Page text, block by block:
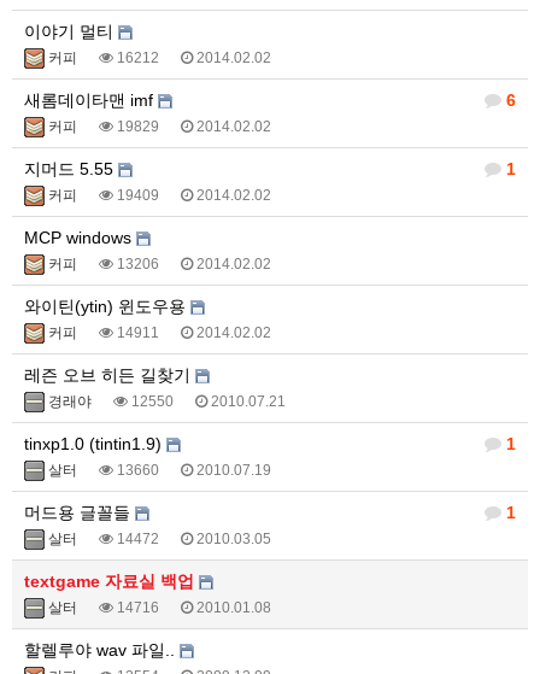
이야기 멀티
커피 16212 2014.02.02
6
새롬데이타맨 imf
커피 19829 2014.02.02
1
지머드 5.55
커피 19409 2014.02.02
MCP windows
커피 13206 2014.02.02
와이틴(ytin) 윈도우용
커피 14911 2014.02.02
레즌 오브 히든 길찾기
경래야 12550 2010.07.21
1
tinxp1.0 (tintin1.9)
살터 13660 2010.07.19
1
머드용 글꼴들
살터 14472 2010.03.05
textgame 자료실 백업
살터 14716 2010.01.08
할렐루야 wav 파일..